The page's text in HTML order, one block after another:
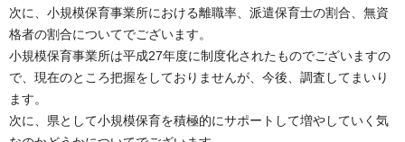
次に、小規模保育事業所における離職率、派遣保育士の割合、無資
格者の割合についてでございます。
小規模保育事業所は平成27年度に制度化されたものでございますの
で、現在のところ把握をしておりませんが、今後、調査してまいり
ます。
次に、県として小規模保育を積極的にサポートして増やしていく気